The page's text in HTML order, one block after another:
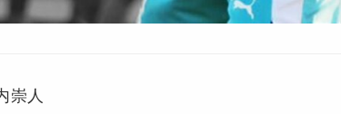
崇人